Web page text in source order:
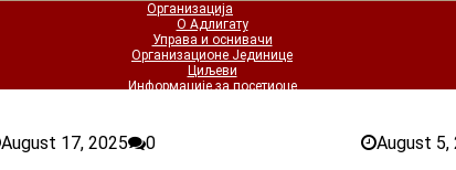
Организација
О Адлигату
Управа и оснивачи
Организационе Јединице
Циљеви
Информације за посетиоце
Библиотека Лазић
О Библиотеци Лазић
August 17, 2025 0 August 5,